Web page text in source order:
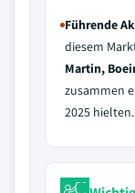
Führende
diesem
Martin,
zusammen
2025 hielten.